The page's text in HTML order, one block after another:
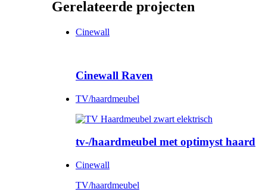
Gerelateerde projecten
Cinewall
Cinewall Raven
TV/haardmeubel
tv-/haardmeubel met optimyst haard
Cinewall
TV/haardmeubel